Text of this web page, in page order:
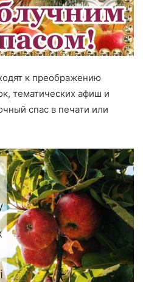
к преображению
тематических афиш и
спас в печати или